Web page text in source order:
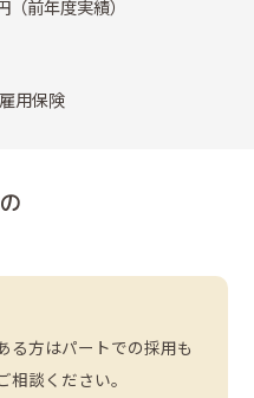
前年度実績）
用保険
方はパートでの採用も
談ください。